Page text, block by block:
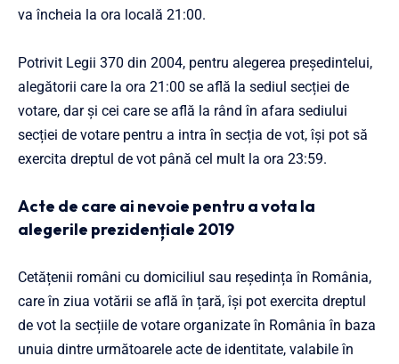
va încheia la ora locală 21:00.
Potrivit Legii 370 din 2004, pentru alegerea președintelui,
alegătorii care la ora 21:00 se află la sediul secției de
votare, dar și cei care se află la rând în afara sediului
secției de votare pentru a intra în secția de vot, își pot să
exercita dreptul de vot până cel mult la ora 23:59.
Acte de care ai nevoie pentru a vota la
alegerile prezidențiale 2019
Cetățenii români cu domiciliul sau reședința în România,
care în ziua votării se află în țară, își pot exercita dreptul
de vot la secțiile de votare organizate în România în baza
unuia dintre următoarele acte de identitate, valabile în